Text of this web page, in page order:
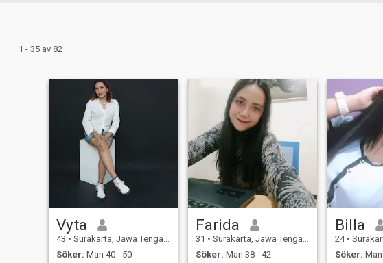
1 - 35 av 82
Vyta
43 • Surakarta, Jawa Tengah, Indonesien
Söker: Man 40 - 50
Farida
31 • Surakarta, Jawa Tengah, Indonesien
Söker: Man 38 - 42
Billa
24 • Surakarta,
Söker: